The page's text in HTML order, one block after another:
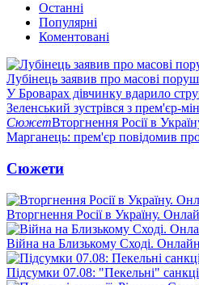
Останні
Популярні
Коментовані
Лубінець заявив про масові
У Броварах дівчинку вдарило
Зеленський зустрівся з прем'єр-
СюжетВторгнення Росії в
Марганець: прем'єр повідомив про
Сюжети
Вторгнення Росії в Україну.
Війна на Близькому Сході. Онлайн
Підсумки 07.08: "Пекельні"